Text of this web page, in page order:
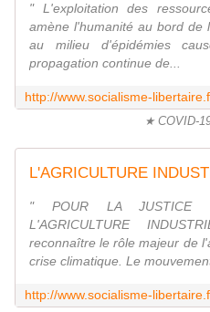
" L'exploitation des
amène l'humanité au bord de
au milieu d'épidémies
propagation continue de...
★ COVID-
" POUR LA JUSTICE
L'AGRICULTURE
reconnaître le rôle majeur de
crise climatique. Le